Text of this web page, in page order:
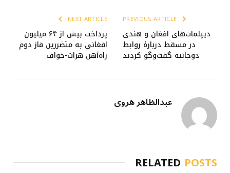
دیپلمات‌های افغان و هندی
در مسقط دربارهٔ روابط
دوجانبه گفت‌وگو کردند
NEXT ARTICLE
پرداخت بیش از ۶۴ میلیون
افغانی به متضررین فاز دوم
راه‌آهن هرات-خواف
عبدالظاهر هروی
RELATED POSTS